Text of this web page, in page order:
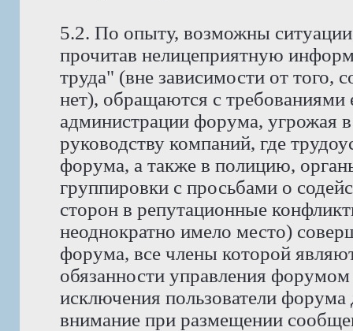
5.2. По опыту, возможны
прочитав нелицеприятную
труда" (вне зависимости от того,
нет), обращаются с требованиями
администрации форума, угрожая
руководству компаний, где
форума, а также в полицию,
группировки с просьбами о
сторон в репутационные
неоднократно имело место)
форума, все члены которой
обязанности управления
исключения пользователи
внимание при размещении